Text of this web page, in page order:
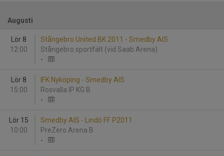
Augusti
Lör 8
12:00
Stångebro United BK 2011 - Smedby AIS
Stångebro sportfält (vid Saab Arena)
-
Lör 8
15:00
IFK Nyköping - Smedby AIS
Rosvalla IP KG B
-
Lör 15
10:00
Smedby AIS - Lindö FF P2011
PreZero Arena B
-